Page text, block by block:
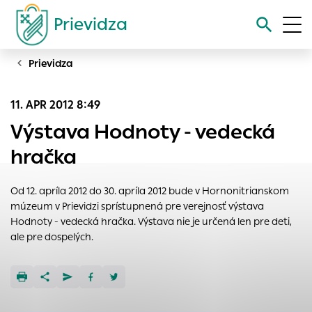
Prievidza
Vyhľadávanie
Prievidza
11. APR 2012 8:49
Výstava Hodnoty - vedecká
hračka
Od 12. apríla 2012 do 30. apríla 2012 bude v Hornonitrianskom
múzeum v Prievidzi sprístupnená pre verejnosť výstava
Hodnoty - vedecká hračka. Výstava nie je určená len pre deti,
ale pre dospelých.
Nastavenie cookies
Cookies sú malé súbory, do ktorých webové stránky môžu
ukladať informácie o vašej aktivite a preferenciách.
zapamätoval Vaše prihlásenie alebo aby sa uložila Vaša
voľba v tomto okne.
Vyberte úroveň cookies, ktorú chcete povoliť
Technické súbory cookie sú pre prevádzku nevyhnutné a